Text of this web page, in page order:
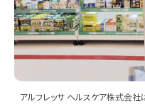
アルフレッサ ヘルスケア株式会社